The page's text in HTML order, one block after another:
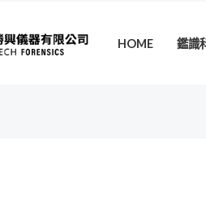
HOME 鑑識